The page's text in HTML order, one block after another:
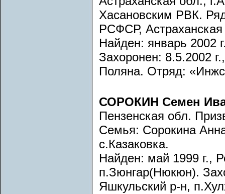
Хасановским РВК.
РСФСР,
Найден: январь 2002
Захоронен: 8.5.2002
Поляна. Отряд:
СОРОКИН Семен
Пензенская обл.
Семья: Сорокина
с.Казаковка.
Найден: май 1999 г.,
п.Зюнгар(Нюкюн).
Яшкульский р-н,